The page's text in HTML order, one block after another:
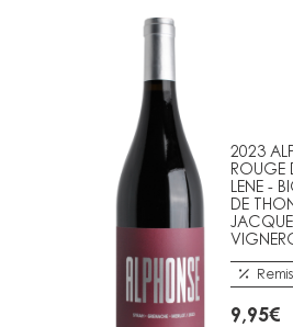
2023
ROUGE
LENE -
DE
9,95€